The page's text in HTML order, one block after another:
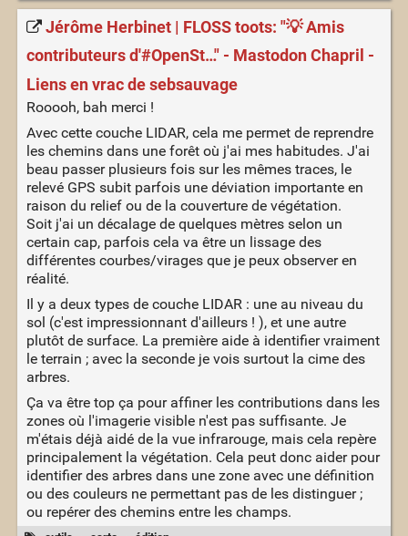
Jérôme Herbinet | FLOSS toots: "💡 Amis
contributeurs d'#OpenSt…" - Mastodon Chapril -
Liens en vrac de sebsauvage
Rooooh, bah merci !
Avec cette couche LIDAR, cela me permet de reprendre
les chemins dans une forêt où j'ai mes habitudes. J'ai
beau passer plusieurs fois sur les mêmes traces, le
relevé GPS subit parfois une déviation importante en
raison du relief ou de la couverture de végétation.
Soit j'ai un décalage de quelques mètres selon un
certain cap, parfois cela va être un lissage des
différentes courbes/virages que je peux observer en
réalité.
Il y a deux types de couche LIDAR : une au niveau du
sol (c'est impressionnant d'ailleurs ! ), et une autre
plutôt de surface. La première aide à identifier vraiment
le terrain ; avec la seconde je vois surtout la cime des
arbres.
Ça va être top ça pour affiner les contributions dans les
zones où l'imagerie visible n'est pas suffisante. Je
m'étais déjà aidé de la vue infrarouge, mais cela repère
principalement la végétation. Cela peut donc aider pour
identifier des arbres dans une zone avec une définition
ou des couleurs ne permettant pas de les distinguer ;
ou repérer des chemins entre les champs.